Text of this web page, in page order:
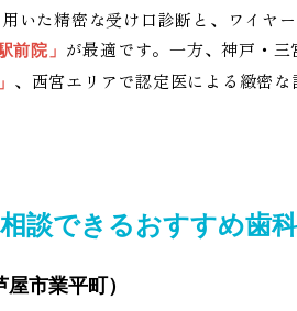
いた精密な受け口診断と、ワイヤ
前院」 が最適です。一方、神戸・
、西宮エリアで認定医による緻密な
談できるおすすめ歯
市業平町）